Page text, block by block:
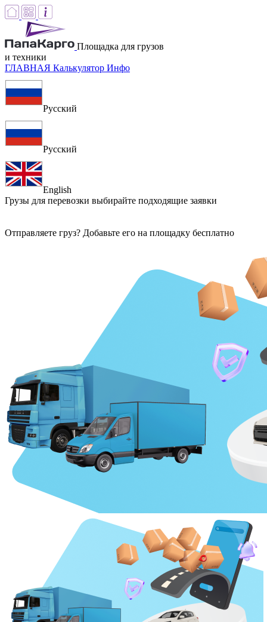
Площадка для грузов
и техники
ГЛАВНАЯ Калькулятор Инфо
Русский
Русский
English
Грузы для перевозки выбирайте подходящие заявки
Отправляете груз? Добавьте его на площадку бесплатно